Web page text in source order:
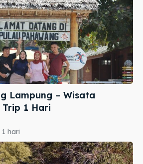
Lampung – Wisata
Trip 1 Hari
hari